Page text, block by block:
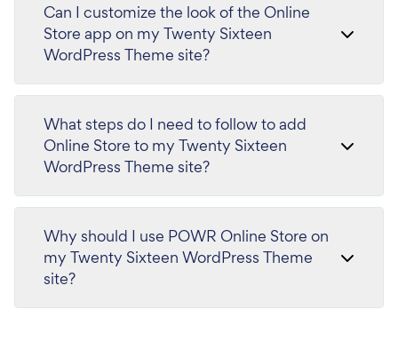
Can I customize the look of the Online
Store app on my Twenty Sixteen
WordPress Theme site?
What steps do I need to follow to add
Online Store to my Twenty Sixteen
WordPress Theme site?
Why should I use POWR Online Store on
my Twenty Sixteen WordPress Theme
site?